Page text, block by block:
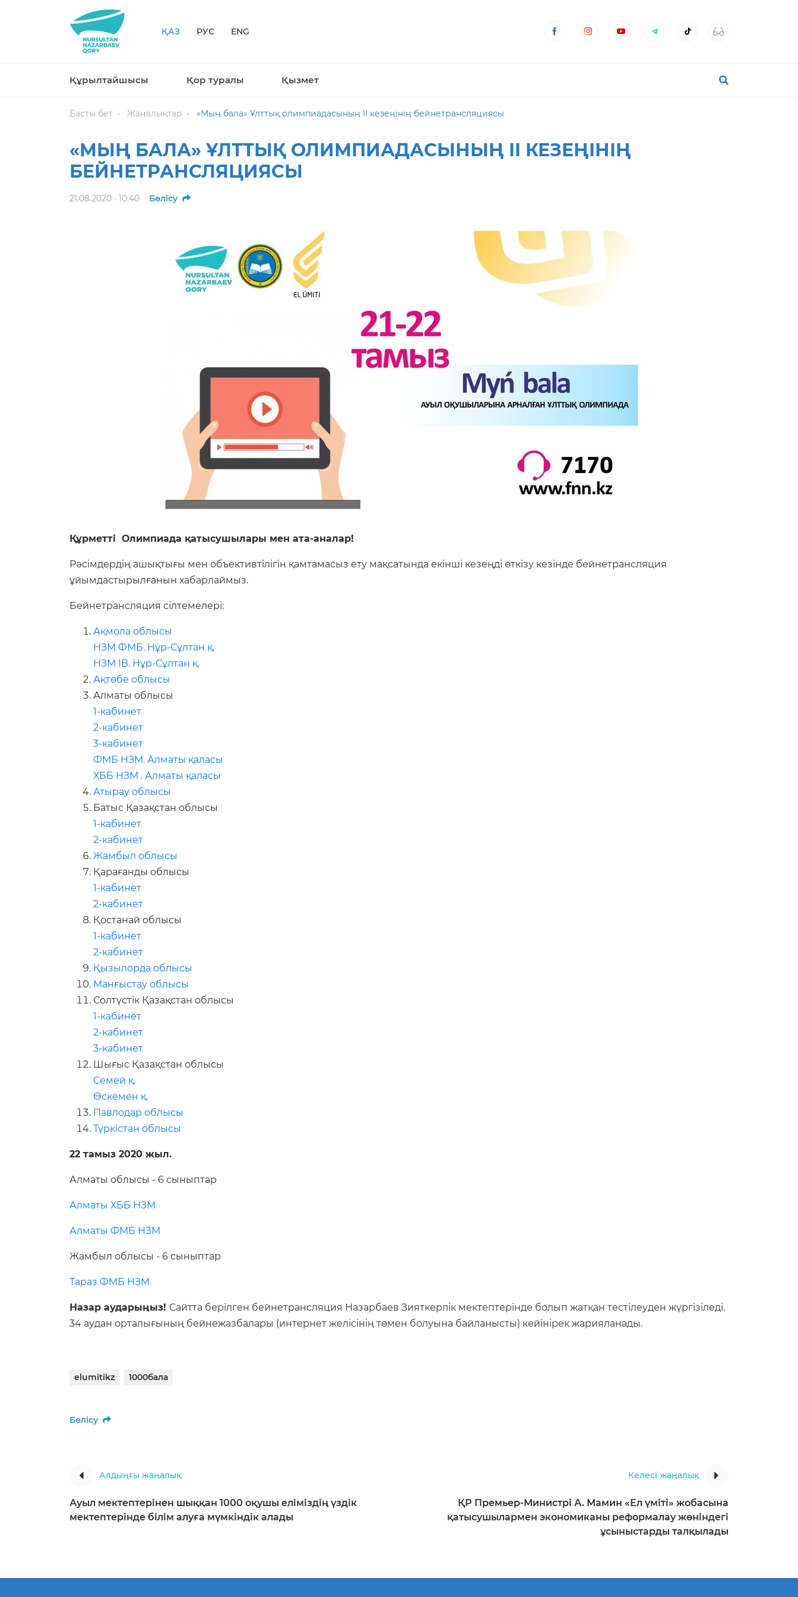
ҚАЗ РУС ENG
Құрылтайшысы Қор туралы Қызмет
Басты бет Жаңалықтар «Мың бала» Ұлттық олимпиадасының ІІ кезеңінің бейнетрансляциясы
«МЫҢ БАЛА» ҰЛТТЫҚ ОЛИМПИАДАСЫНЫҢ ІІ КЕЗЕҢІНІҢ
БЕЙНЕТРАНСЛЯЦИЯСЫ
21.08.2020 · 10:40 Бөлісу
Құрметті Олимпиада қатысушылары мен ата-аналар!
Рәсімдердің ашықтығы мен объективтілігін қамтамасыз ету мақсатында екінші кезеңді өткізу кезінде бейнетрансляция
ұйымдастырылғанын хабарлаймыз.
Бейнетрансляция сілтемелері:
Ақмола облысы
НЗМ ФМБ. Нұр-Сұлтан қ.
НЗМ ІВ. Нұр-Сұлтан қ.
Ақтөбе облысы
Алматы облысы
1-кабинет
2-кабинет
3-кабинет
ФМБ НЗМ. Алматы қаласы
ХББ НЗМ . Алматы қаласы
Атырау облысы
Батыс Қазақстан облысы
1-кабинет
2-кабинет
Жамбыл облысы
Қарағанды облысы
1-кабинет
2-кабинет
Қостанай облысы
1-кабинет
2-кабинет
Қызылорда облысы
Манғыстау облысы
Солтүстік Қазақстан облысы
1-кабинет
2-кабинет
3-кабинет
Шығыс Қазақстан облысы
Семей қ.
Өскемен қ.
Павлодар облысы
Түркістан облысы
22 тамыз 2020 жыл.
Алматы облысы - 6 сыныптар
Алматы ХББ НЗМ
Алматы ФМБ НЗМ
Жамбыл облысы - 6 сыныптар
Тараз ФМБ НЗМ
Назар аударыңыз! Сайтта берілген бейнетрансляция Назарбаев Зияткерлік мектептерінде болып жатқан тестілеуден жүргізіледі.
34 аудан орталығының бейнежазбалары (интернет желісінің төмен болуына байланысты) кейінірек жарияланады.
elumitikz 1000бала
Бөлісу
Алдыңғы жаңалық
Ауыл мектептерінен шыққан 1000 оқушы еліміздің үздік
мектептерінде білім алуға мүмкіндік алады
Келесі жаңалық
ҚР Премьер-Министрі А. Мамин «Ел үміті» жобасына
қатысушылармен экономиканы реформалау жөніндегі
ұсыныстарды талқылады